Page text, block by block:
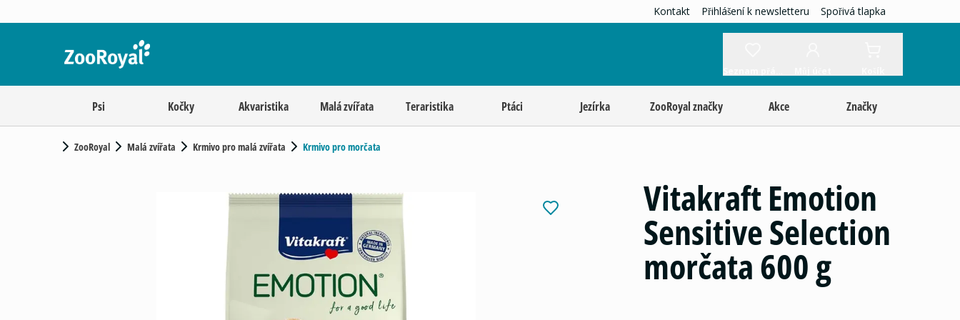
Kontakt Přihlášení k newsletteru Spořivá tlapka
Psi Kočky Akvaristika Malá zvířata Teraristika Ptáci Jezírka ZooRoyal značky Akce Značky
ZooRoyal Malá zvířata Krmivo pro malá zvířata Krmivo pro morčata
Vitakraft Emotion
Sensitive Selection
morčata 600 g